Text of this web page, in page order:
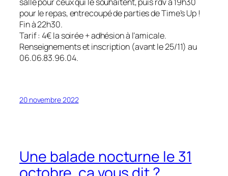
pour le repas, entrecoupé de parties de Time’s Up !
Fin à 22h30.
Tarif : 4€ la soirée + adhésion à l’amicale.
Renseignements et inscription (avant le 25/11) au
06.06.83.96.04.
20 novembre 2022
Une balade nocturne le 31